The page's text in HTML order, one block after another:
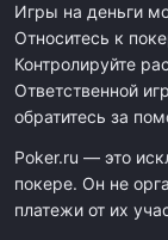
Игры на деньги
Относитесь к
Контролируйте
Ответственной
обратитесь за
Poker.ru — это
покере. Он не
платежи от их